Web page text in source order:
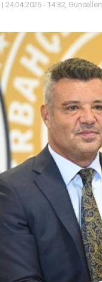
24.04.2026 - 14:32,